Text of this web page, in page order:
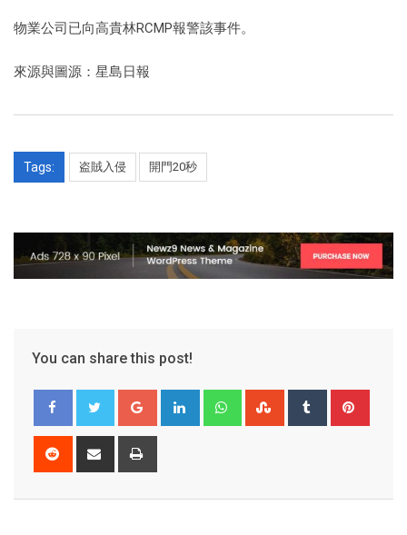
物業公司已向高貴林RCMP報警該事件。
來源與圖源：星島日報
Tags: 盗賊入侵 開門20秒
You can share this post!